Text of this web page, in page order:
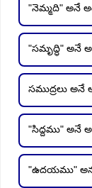
"నెమ్మది" అనే
"సమృద్ధి" అనే
సముద్రలు అనే
"సిద్దము" అనే
"ఉదయము"